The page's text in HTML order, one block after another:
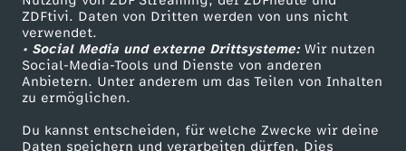
ZDFtivi. Daten von Dritten werden von uns nicht
verwendet.
• Social Media und externe Drittsysteme:Wir nutzen
Social-Media-Tools und Dienste von anderen
Anbietern. Unter anderem um das Teilen von Inhalten
zu ermöglichen.
Du kannst entscheiden, für welche Zwecke wir deine
Daten speichern und verarbeiten dürfen. Dies
n
e
:
ZDF Unternehmen
Karriere
ZDF goes Schule